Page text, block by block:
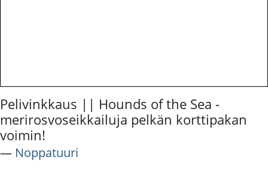
Pelivinkkaus || Hounds of the Sea -
merirosvoseikkailuja pelkän korttipakan
voimin!
― Noppatuuri